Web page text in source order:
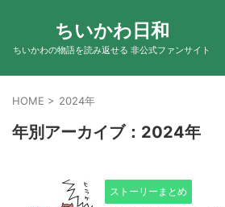
ちいかわ日和
ちいかわの物語を読み返せる 非公式ファンサイト
HOME > 2024年
年別アーカイブ：2024年
ストーリーまとめ